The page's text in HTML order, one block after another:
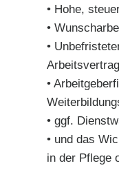
• Hohe,
•
•
Arbeitsvertrag
•
• ggf.
• und das
in der Pflege